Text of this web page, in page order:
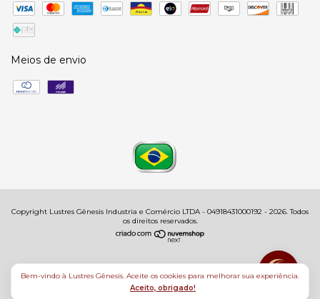
Bem-vindo à Lustres Gênesis. Aceite os cookies para melhorar sua experiência.
Aceito, obrigado!
Meios de envio
Copyright Lustres Gênesis Industria e Comércio LTDA - 04918431000192 - 2026. Todos
os direitos reservados.